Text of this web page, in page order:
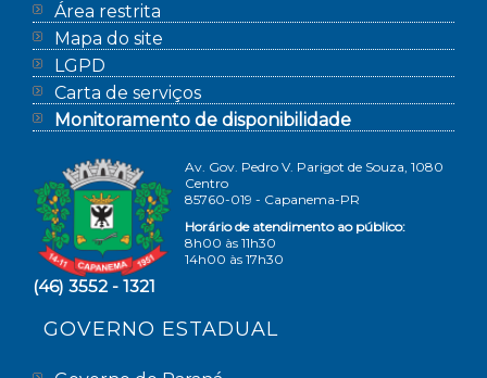
Área restrita
Mapa do site
LGPD
Carta de serviços
Monitoramento de disponibilidade
Av. Gov. Pedro V. Parigot de Souza, 1080
Centro
85760-019 - Capanema-PR
Horário de atendimento ao público:
8h00 às 11h30
14h00 às 17h30
(46) 3552 - 1321
GOVERNO ESTADUAL